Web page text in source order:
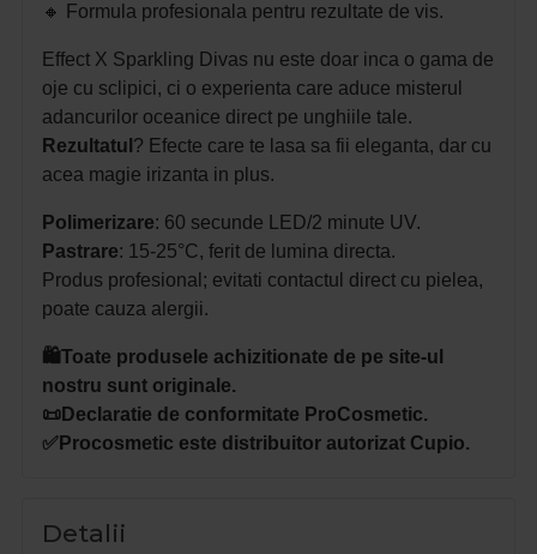
🔸
Formula profesionala pentru rezultate de vis.
Effect X Sparkling Divas nu este doar inca o gama de
oje cu sclipici, ci o experienta care aduce misterul
adancurilor oceanice direct pe unghiile tale.
Rezultatul ? Efecte care te lasa sa fii eleganta, dar cu
acea magie irizanta in plus.
Polimerizare: 60 secunde LED/2 minute UV.
Pastrare: 15-25°C, ferit de lumina directa.
Produs profesional; evitati contactul direct cu pielea,
poate cauza alergii.
🛍️Toate produsele achizitionate de pe site-ul
nostru sunt originale.
📜Declaratie de conformitate ProCosmetic.
✅Procosmetic este distribuitor autorizat Cupio.
Detalii